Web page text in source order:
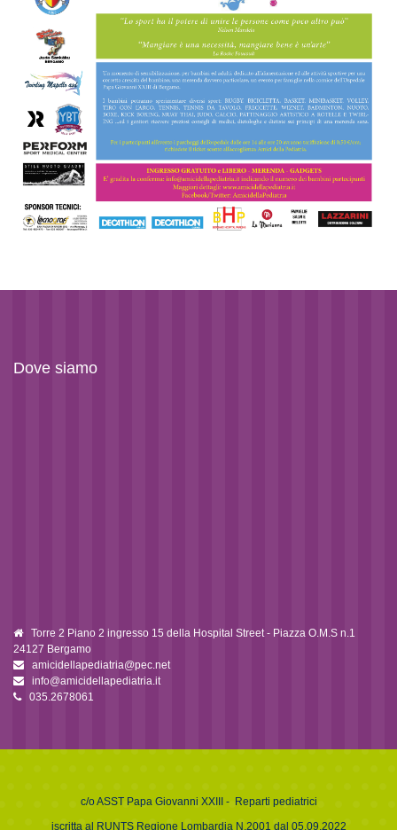
Dove siamo
Torre 2 Piano 2 ingresso 15 della Hospital Street - Piazza O.M.S n.1
24127 Bergamo
amicidellapediatria@pec.net
info@amicidellapediatria.it
035.2678061
c/oASST Papa Giovanni XXIII - Reparti pediatrici
iscritta al RUNTS Regione Lombardia N.2001 dal 05.09.2022